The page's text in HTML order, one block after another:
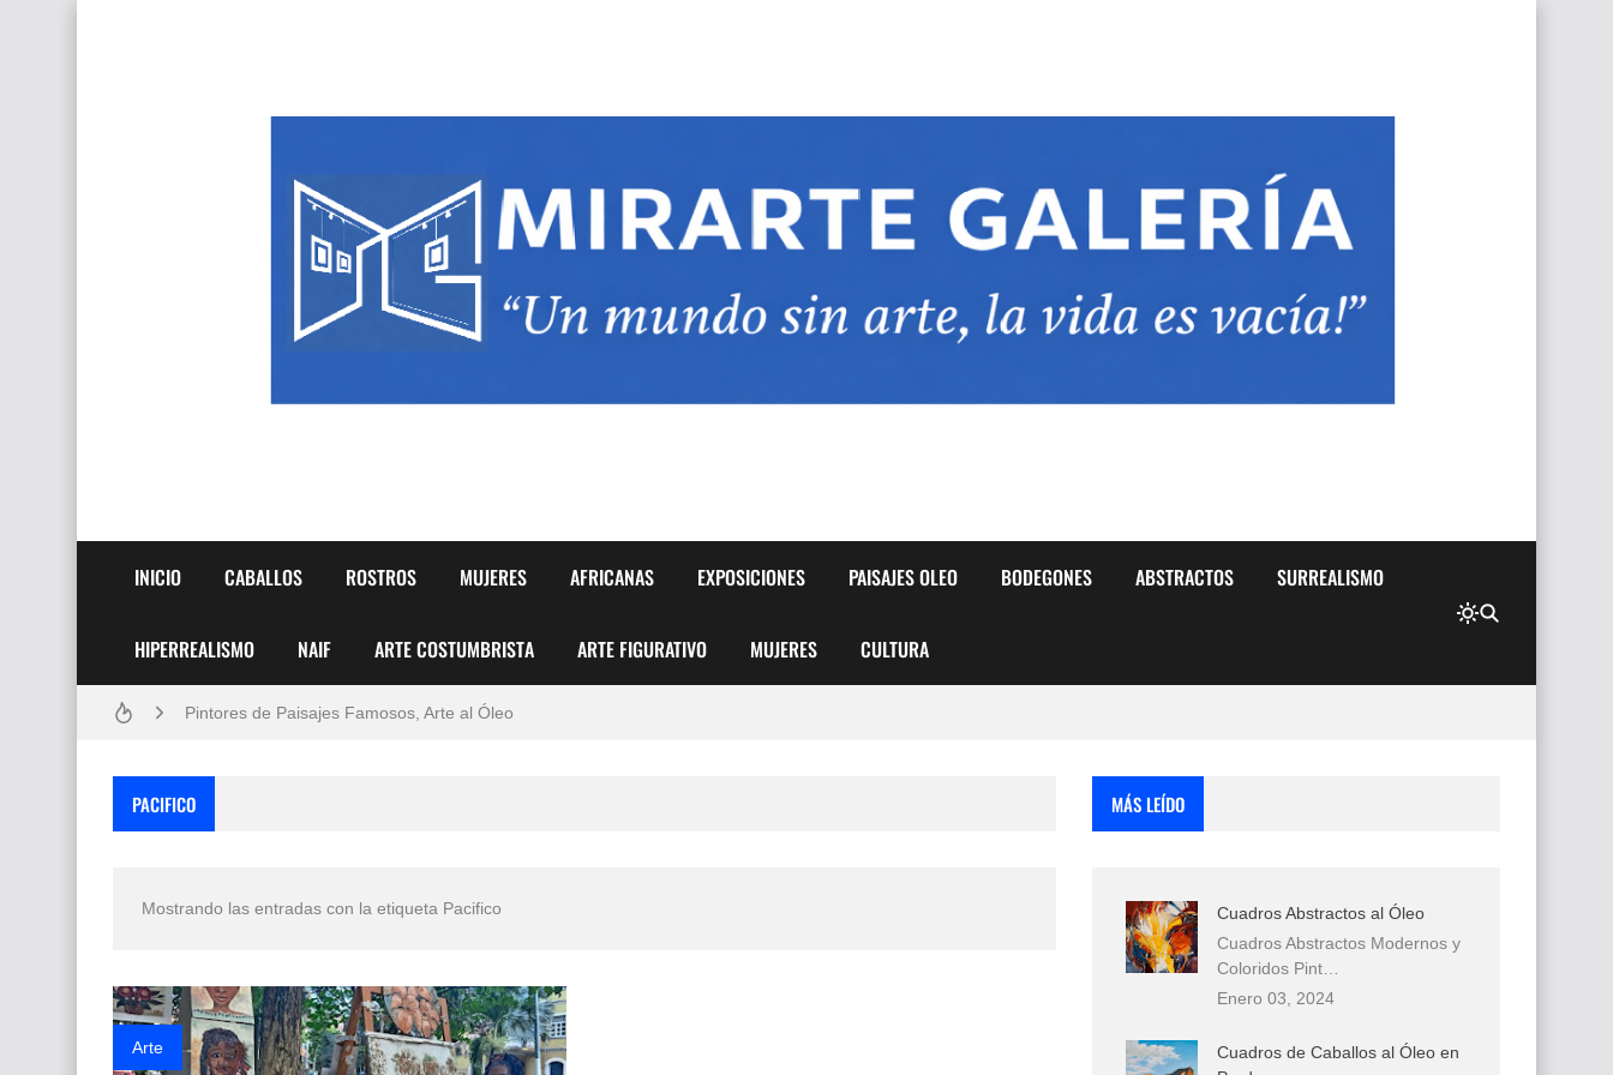
INICIO CABALLOS ROSTROS MUJERES AFRICANAS EXPOSICIONES PAISAJES OLEO BODEGONES ABSTRACTOS SURREALISMO
HIPERREALISMO NAIF ARTE COSTUMBRISTA ARTE FIGURATIVO MUJERES CULTURA
Frutas y Flores Para Colorear Imágenes
Pintores de Paisajes Famosos, Arte al Óleo
Rostros Bellos, La Perfección del Dibujo A Lápiz, Biryulina Vita
Fotos Artísticas de las Actrices de Hollywood Más Bellas del Mundo
PACIFICO
Mostrando las entradas con la etiqueta Pacifico
Arte
MÁS LEÍDO
Cuadros Abstractos al Óleo
Cuadros Abstractos Modernos y
Coloridos Pint…
Enero 03, 2024
Cuadros de Caballos al Óleo en